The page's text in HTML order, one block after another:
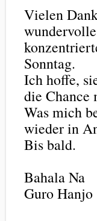
Vielen
Sonntag.
Ich hoffe,
die Chance
Was mich
wieder in
Bis bald.
Bahala Na
Guro Hanjo